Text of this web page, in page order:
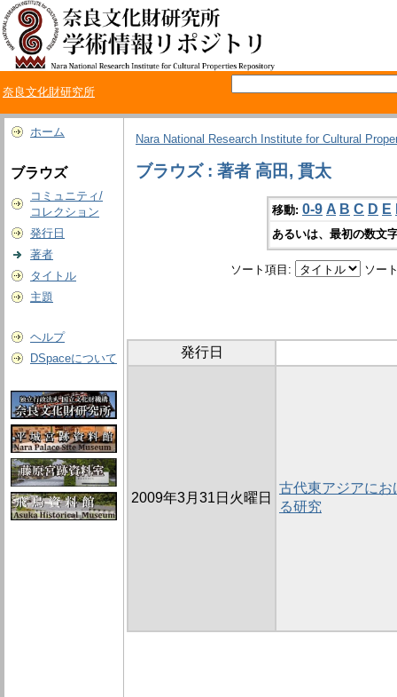
奈良文化財研究所
ホーム
ブラウズ
コミュニティ/
コレクション
発行日
著者
タイトル
主題
ヘルプ
DSpaceについて
Nara National Research Institute for Cultural
ブラウズ : 著者 高田, 貫太
移動: 0-9 A B C D E
あるいは、最初の数文
ソート項目: ソー
発行日
2009年3月31日火曜日
古代東アジアに
る研究